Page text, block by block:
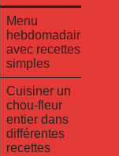
Menu
hebdomadaire
avec recettes
simples
Cuisiner un
chou-fleur
entier dans
différentes
recettes